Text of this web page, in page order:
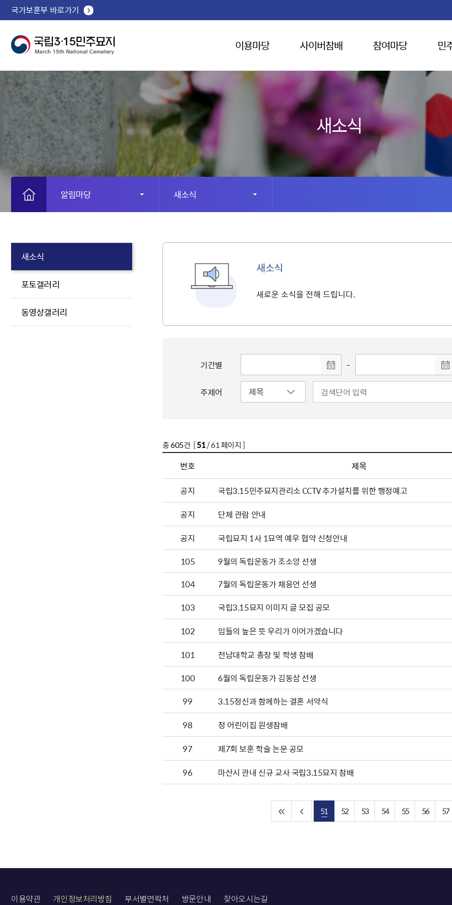
국가보훈부 바로가기
이용마당 사이버참배 참여마당 민
새소식
알림마당 새소식
새소식
포토갤러리
동영상갤러리
새소식
새로운 소식을 전해 드립니다.
기간별 -
주제어
총605건 [51/ 61 페이지 ]
번호 제목
공지
국립3.15민주묘지관리소 CCTV 추가설치를 위한 행정예고
공지
단체 관람 안내
공지
국립묘지 1사 1묘역 예우 협약 신청안내
105
9월의 독립운동가 조소앙 선생
104
7월의 독립운동가 채응언 선생
103
국립3.15묘지 이미지 글 모집 공모
102
임들의 높은 뜻 우리가 이어가겠습니다
101
전남대학교 총장 및 학생 참배
100
6월의 독립운동가 김동삼 선생
99
3.15정신과 함께하는 결혼 서약식
98
정 어린이집 원생참배
97
제7회 보훈 학술 논문 공모
96
마산시 관내 신규 교사 국립3.15묘지 참배
51 52 53 54 55 56 57
이용약관 개인정보처리방침 부서별연락처 방문안내 찾아오시는길